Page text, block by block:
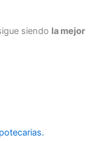
siendo la mejor